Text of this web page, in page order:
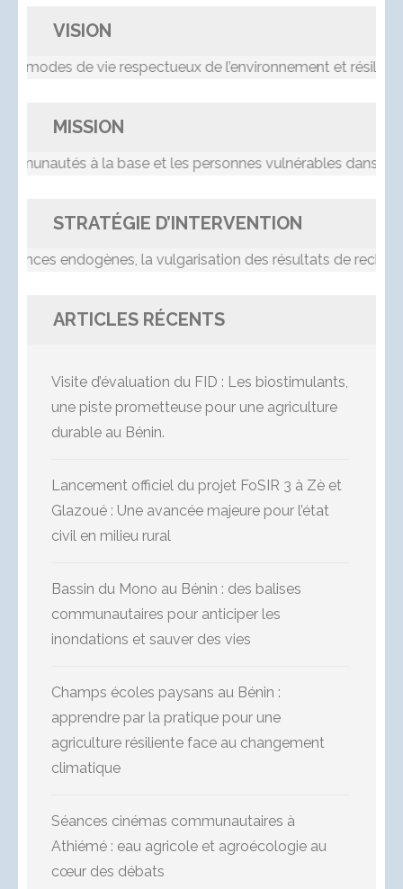
VISION
de vie respectueux de l’environnement et résilients
MISSION
à la base et les personnes vulnérables dans le
STRATÉGIE D’INTERVENTION
endogènes, la vulgarisation des résultats de
ARTICLES RÉCENTS
Visite d’évaluation du FID : Les biostimulants,
une piste prometteuse pour une agriculture
durable au Bénin.
Lancement officiel du projet FoSIR 3 à Zè et
Glazoué : Une avancée majeure pour l’état
civil en milieu rural
Bassin du Mono au Bénin : des balises
communautaires pour anticiper les
inondations et sauver des vies
Champs écoles paysans au Bénin :
apprendre par la pratique pour une
agriculture résiliente face au changement
climatique
Séances cinémas communautaires à
Athiémé : eau agricole et agroécologie au
cœur des débats